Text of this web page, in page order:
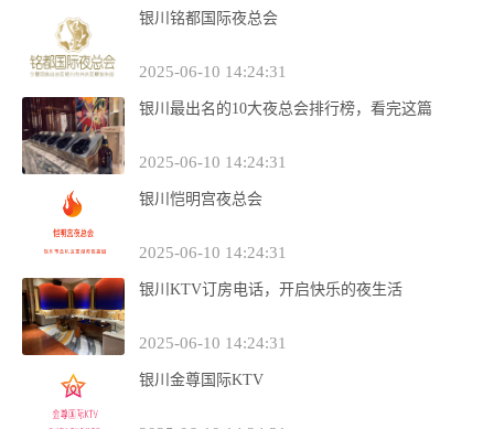
银川铭都国际夜总会
2025-06-10 14:24:31
银川最出名的10大夜总会排行榜，看完这篇
2025-06-10 14:24:31
银川恺明宫夜总会
2025-06-10 14:24:31
银川KTV订房电话，开启快乐的夜生活
2025-06-10 14:24:31
银川金尊国际KTV